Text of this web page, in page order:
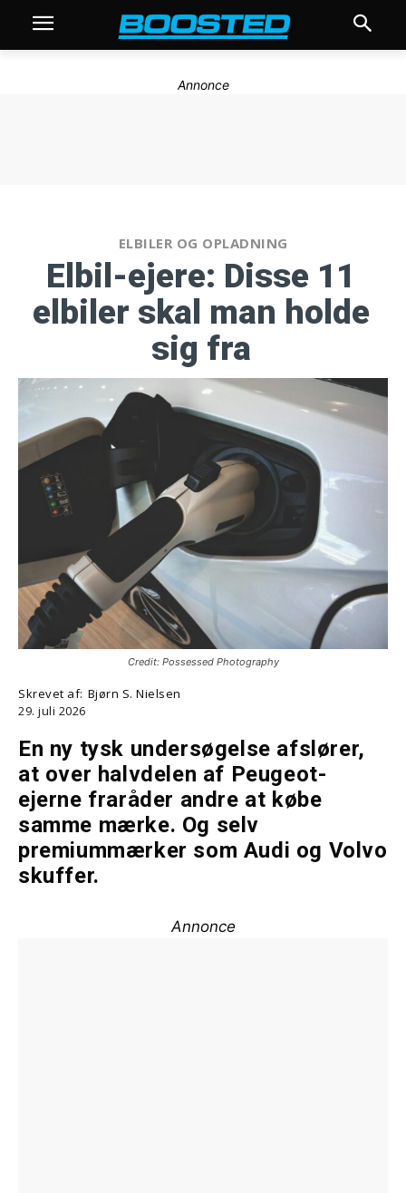
Annonce
ELBILER OG OPLADNING
Elbil-ejere: Disse 11
elbiler skal man holde
sig fra
Credit: Possessed Photography
Skrevet af: Bjørn S. Nielsen
29. juli 2026
En ny tysk undersøgelse afslører,
at over halvdelen af Peugeot-
ejerne fraråder andre at købe
samme mærke. Og selv
premiummærker som Audi og Volvo
skuffer.
Annonce